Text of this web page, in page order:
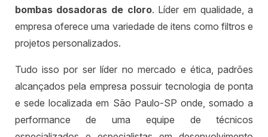
bombas dosadoras de cloro. Líder em qualidade, a
empresa oferece uma variedade de itens como filtros e
projetos personalizados.
Tudo isso por ser líder no mercado e ética, padrões
alcançados pela empresa possuir tecnologia de ponta
e sede localizada em São Paulo-SP onde, somado a
performance de uma equipe de técnicos